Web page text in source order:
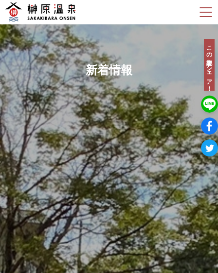
新着情報 この記事をシェア！